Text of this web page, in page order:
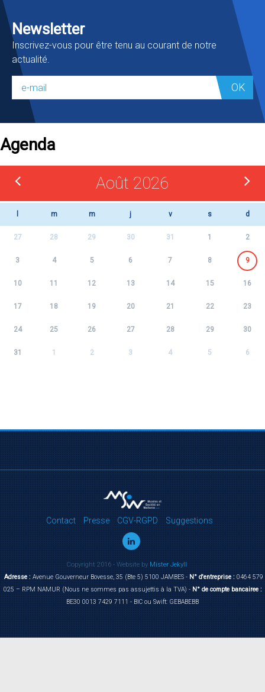
Newsletter
Inscrivez-vous pour être tenu au courant de notre
actualité.
OK
Agenda
Août 2026
m m j v s d
27 28 29 30 31 1 2
3 4 5 6 7 8 9
10 11 12 13 14 15 16
17 18 19 20 21 22 23
24 25 26 27 28 29 30
31 1 2 3 4 5 6
Contact Presse CGV-RGPD Suggestions
Copyright 2016 - Website byMister Jekyll
Adresse :Avenue Gouverneur Bovesse, 35 (Bte 5) 5100 JAMBES -N° d'entreprise :0464 579
025 – RPM NAMUR (Nous ne sommes pas assujettis à la TVA) -N° de compte bancairee :
BE30 0013 7429 7111 - BIC ou Swift: GEBABEBB